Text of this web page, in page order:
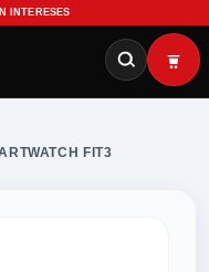
INTERESES
FIT3